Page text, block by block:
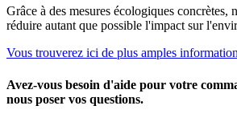
Grâce à des mesures écologiques concrètes,
réduire autant que possible l'impact sur
Vous trouverez ici de plus amples
Avez-vous besoin d'aide pour votre
nous poser vos questions.